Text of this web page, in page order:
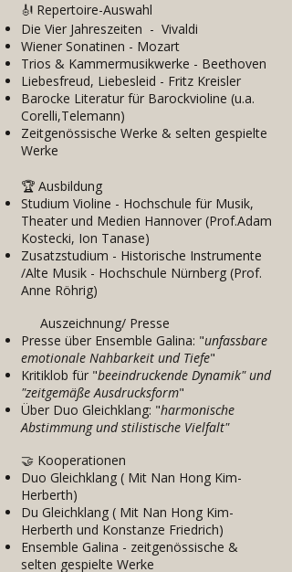
🎻 Repertoire-Auswahl
Die Vier Jahreszeiten - Vivaldi
Wiener Sonatinen - Mozart
Trios & Kammermusikwerke - Beethoven
Liebesfreud, Liebesleid - Fritz Kreisler
Barocke Literatur für Barockvioline (u.a.
Corelli,Telemann)
Zeitgenössische Werke & selten gespielte
Werke
🏆 Ausbildung
Studium Violine - Hochschule für Musik,
Theater und Medien Hannover (Prof.Adam
Kostecki, Ion Tanase)
Zusatzstudium - Historische Instrumente
/Alte Musik - Hochschule Nürnberg (Prof.
Anne Röhrig)
Auszeichnung/ Presse
Presse über Ensemble Galina: "unfassbare
emotionale Nahbarkeit und Tiefe"
Kritiklob für "beeindruckende Dynamik" und
"zeitgemäße Ausdrucksform"
Über Duo Gleichklang: "harmonische
Abstimmung und stilistische Vielfalt"
🤝 Kooperationen
Duo Gleichklang ( Mit Nan Hong Kim-
Herberth)
Du Gleichklang ( Mit Nan Hong Kim-
Herberth und Konstanze Friedrich)
Ensemble Galina - zeitgenössische &
selten gespielte Werke